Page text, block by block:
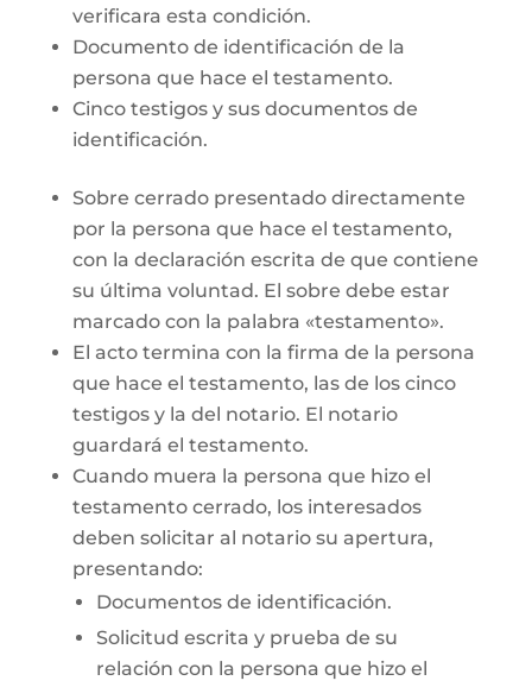
verificara esta condición.
Documento de identificación de la
persona que hace el testamento.
Cinco testigos y sus documentos de
identificación.
Sobre cerrado presentado directamente
por la persona que hace el testamento,
con la declaración escrita de que contiene
su última voluntad. El sobre debe estar
marcado con la palabra «testamento».
El acto termina con la firma de la persona
que hace el testamento, las de los cinco
testigos y la del notario. El notario
guardará el testamento.
Cuando muera la persona que hizo el
testamento cerrado, los interesados
deben solicitar al notario su apertura,
presentando:
Documentos de identificación.
Solicitud escrita y prueba de su
relación con la persona que hizo el